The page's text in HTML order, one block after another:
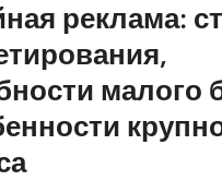
реклама:
малого